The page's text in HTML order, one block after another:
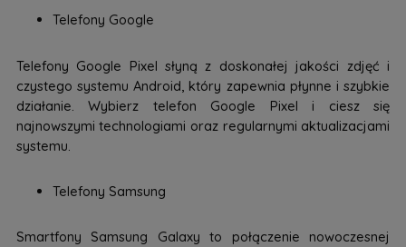
Telefony Google
Telefony Google Pixel słyną z doskonałej jakości zdjęć i
czystego systemu Android, który zapewnia płynne i szybkie
działanie. Wybierz telefon Google Pixel i ciesz się
najnowszymi technologiami oraz regularnymi aktualizacjami
systemu.
Telefony Samsung
Smartfony Samsung Galaxy to połączenie nowoczesnej